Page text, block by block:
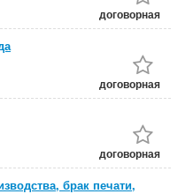
договорная
договорная
договорная
брак печати,